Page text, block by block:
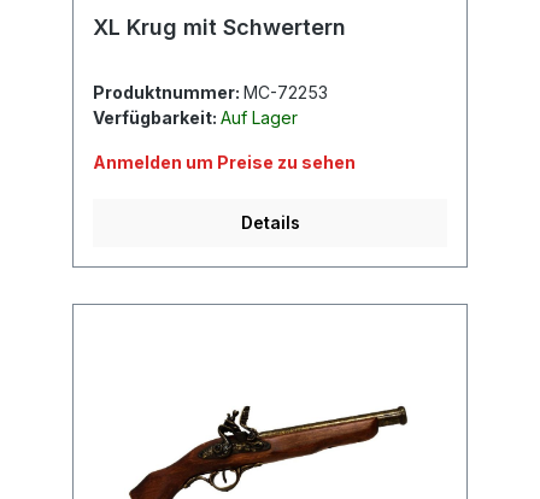
XL Krug mit Schwertern
Produktnummer: MC-72253
Verfügbarkeit: Auf Lager
Anmelden um Preise zu sehen
Details